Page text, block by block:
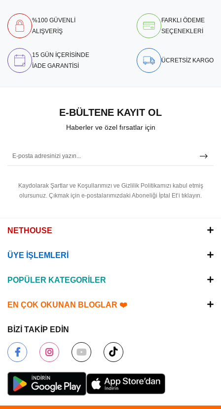
%100 GÜVENLİ
ALIŞVERİŞ
FARKLI ÖDEME
SEÇENEKLERİ
15 GÜN İÇERİSİNDE
İADE GARANTİSİ
ÜCRETSİZ KARGO
E-BÜLTENE KAYIT OL
Haberler ve özel fırsatlar için
Kaydolarak Şartlar ve Koşullarımızı ve Gizlilik Politikamızı kabul etmiş
olursunuz. Çıkmak için e-postalarımızdaki Aboneliği İptal Et’i tıklayın.
NETHOUSE
ÜYE İŞLEMLERİ
POPÜLER KATEGORİLER
EN ÇOK OKUNAN BLOGLAR ❤️
BİZİ TAKİP EDİN